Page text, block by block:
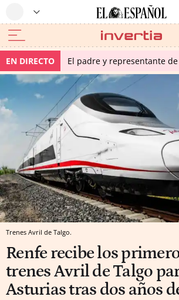
EN DIRECTO El padre y representante
Trenes Avril de Talgo.
Renfe recibe los
trenes Avril de Talgo
Asturias tras dos años